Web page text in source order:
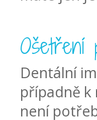
Ošetření
Dentální
případně k
není